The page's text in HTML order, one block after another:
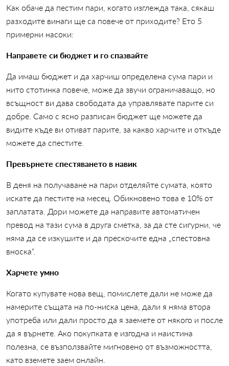
Как обаче да пестим пари, когато изглежда така, сякаш
разходите винаги ще са повече от приходите? Ето 5
примерни насоки:
Направете си бюджет и го спазвайте
Да имаш бюджет и да харчиш определена сума пари и
нито стотинка повече, може да звучи ограничаващо, но
всъщност ви дава свободата да управлявате парите си
добре. Само с ясно разписан бюджет ще можете да
видите къде ви отиват парите, за какво харчите и откъде
можете да спестите.
Превърнете спестяването в навик
В деня на получаване на пари отделяйте сумата, която
искате да пестите на месец. Обикновено това е 10% от
заплатата. Дори можете да направите автоматичен
превод на тази сума в друга сметка, за да сте сигурни, че
няма да се изкушите и да прескочите една „спестовна
вноска“.
Харчете умно
Когато купувате нова вещ, помислете дали не може да
намерите същата на по-ниска цена, дали я няма втора
употреба или дали просто да я заемете от някого и после
да я върнете. Ако покупката е изгодна и наистина
полезна, се възползвайте мигновено от възможността,
като вземете заем онлайн.